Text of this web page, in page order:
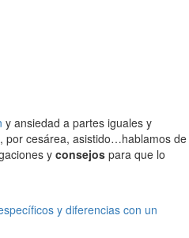
y ansiedad a partes iguales y
por cesárea, asistido…hablamos de
y consejos para que lo